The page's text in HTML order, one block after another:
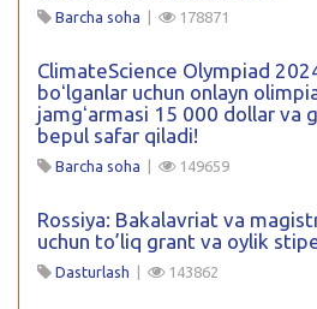
Barcha soha 178871
ClimateScience Olympiad
boʻlganlar uchun onlayn
jamgʻarmasi 15 000 dollar va
bepul safar qiladi!
Barcha soha 149659
Rossiya: Bakalavriat va
uchun to’liq grant va oylik
Dasturlash 143862